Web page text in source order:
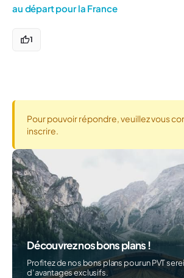
au départ pour la France
1
Pour pouvoir répondre, veuillez vous
inscrire.
Découvrez nos bons plans !
Profitez de nos bons plans pour un PVT
d’avantages exclusifs.